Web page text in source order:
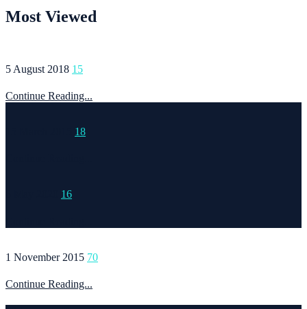
Most Viewed
5 August 2018 15
Continue Reading...
18
16
1 November 2015 70
Continue Reading...